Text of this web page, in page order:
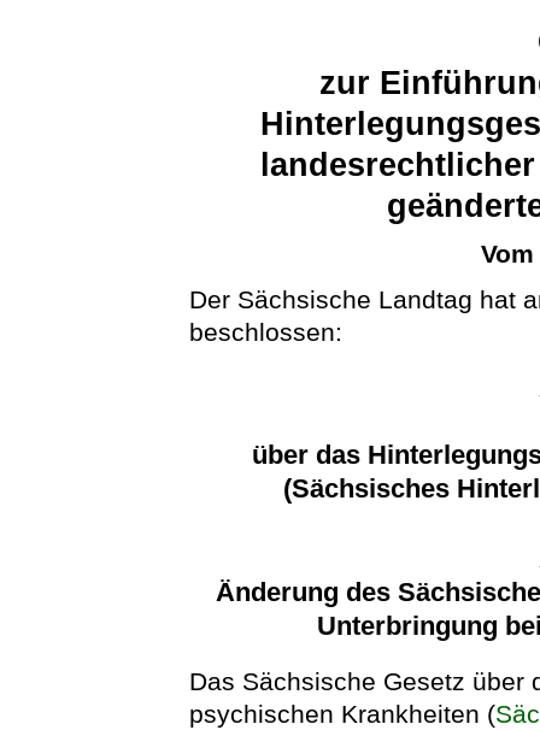
zur
Der Sächsische Landtag hat
beschlossen:
über das
(Sächsisches
Änderung des
Unterbringung
Das Sächsische Gesetz über
psychischen Krankheiten (